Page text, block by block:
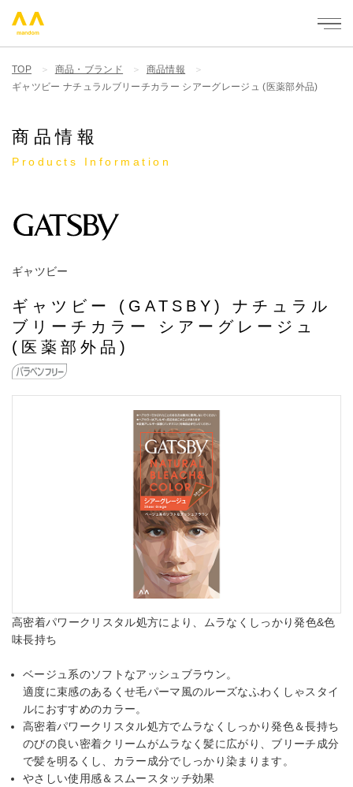
mandom - 株式会社マンダム
TOP 商品・ブランド
商品情報
ギャツビー ナチュラルブリーチカラー シアーグレージュ (医薬部外品)
商品情報
Products Information
ギャツビー
ギャツビー (GATSBY) ナチュラル
ブリーチカラー シアーグレージュ
(医薬部外品)
高密着パワークリスタル処方により、ムラなくしっかり発色&色
味長持ち
ベージュ系のソフトなアッシュブラウン。
適度に束感のあるくせ毛パーマ風のルーズなふわくしゃスタイ
ルにおすすめのカラー。
高密着パワークリスタル処方でムラなくしっかり発色＆長持ち
のびの良い密着クリームがムラなく髪に広がり、ブリーチ成分
で髪を明るくし、カラー成分でしっかり染まります。
やさしい使用感＆スムースタッチ効果